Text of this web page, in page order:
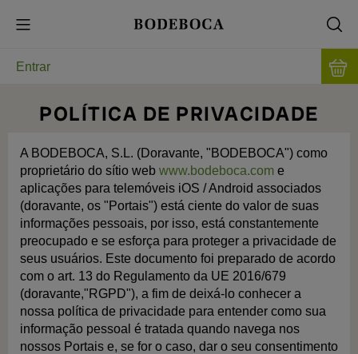
Entrar
POLÍTICA DE PRIVACIDADE
A BODEBOCA, S.L. (Doravante, "BODEBOCA") como
proprietário do sítio web www.bodeboca.come
aplicações para telemóveis iOS / Android associados
(doravante, os "Portais") está ciente do valor de suas
informações pessoais, por isso, está constantemente
preocupado e se esforça para proteger a privacidade de
seus usuários. Este documento foi preparado de acordo
com o art. 13 do Regulamento da UE 2016/679
(doravante,"RGPD"), a fim de deixá-lo conhecer a
nossa política de privacidade para entender como sua
informação pessoal é tratada quando navega nos
nossos Portais e, se for o caso, dar o seu consentimento